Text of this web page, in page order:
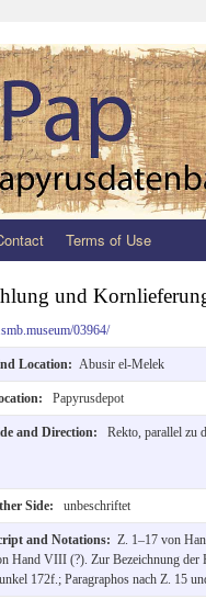
Terms of Use
und
03964/
Location: Abusir el-Melek
Papyrusdepot
and Direction: Rekto, parallel zu
Side: unbeschriftet
and Notations: Z. 1–17 von
Hand VIII (?). Zur Bezeichnung der
172f.; Paragraphos nach Z. 15